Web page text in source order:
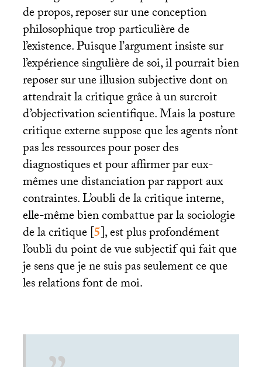
de propos, reposer sur une conception
philosophique trop particulière de
l’existence. Puisque l’argument insiste sur
l’expérience singulière de soi, il pourrait bien
reposer sur une illusion subjective dont on
attendrait la critique grâce à un surcroit
d’objectivation scientifique. Mais la posture
critique externe suppose que les agents n’ont
pas les ressources pour poser des
diagnostiques et pour affirmer par eux-
mêmes une distanciation par rapport aux
contraintes. L’oubli de la critique interne,
elle-même bien combattue par la sociologie
de la critique[5], est plus profondément
l’oubli du point de vue subjectif qui fait que
je sens que je ne suis pas seulement ce que
les relations font de moi.